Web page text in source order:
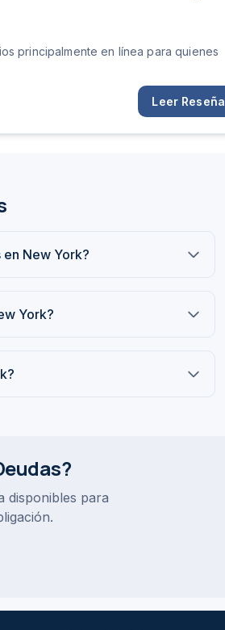
principalmente en línea para quienes
Leer Reseña
New York?
York?
disponibles para